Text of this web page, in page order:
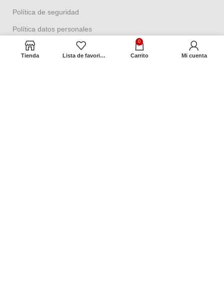
Política de seguridad
Política datos personales
Política Propiedad intelectual
Tienda Lista de favoritos
0
Carrito Mi cuenta